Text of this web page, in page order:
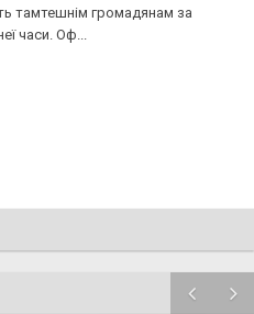
тамтешнім громадянам за
часи. Оф...